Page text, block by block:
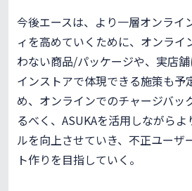
今後エースは、より一層オンライ
ィを高めていくために、オンライ
わない商品/パッケージや、実店
インストアで体現できる施策も予
め、オンラインでのチャージバッ
るべく、ASUKAを活用しながら
ルを向上させていき、不正ユーザ
ト作りを目指していく。